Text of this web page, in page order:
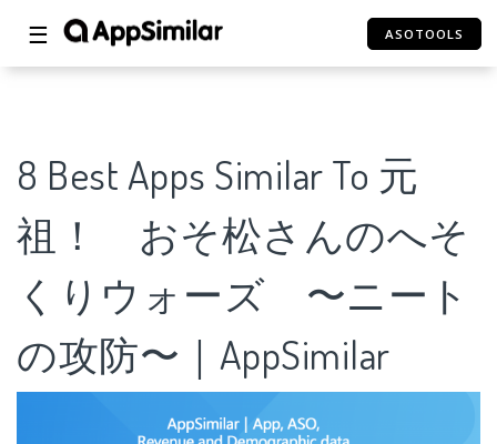
☰ ASOTOOLS
8 Best Apps Similar To 元
祖！ おそ松さんのへそ
くりウォーズ 〜ニート
の攻防〜｜AppSimilar